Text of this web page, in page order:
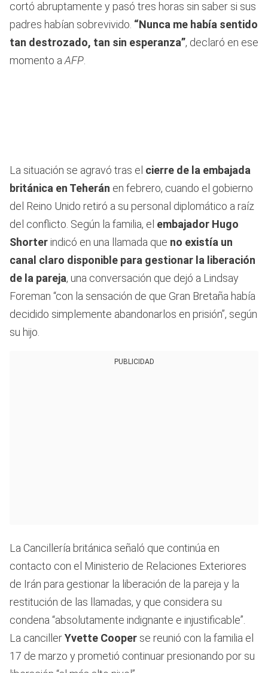
cortó abruptamente y pasó tres horas sin saber si sus
padres habían sobrevivido. “Nunca me había sentido
tan destrozado, tan sin esperanza”, declaró en ese
momento a AFP
La situación se agravó tras el cierre de la embajada
británica en Teherán en febrero, cuando el gobierno
del Reino Unido retiró a su personal diplomático a raíz
del conflicto. Según la familia, el embajador Hugo
Shorter indicó en una llamada que no existía un
canal claro disponible para gestionar la liberación
de la pareja, una conversación que dejó a Lindsay
Foreman “con la sensación de que Gran Bretaña había
decidido simplemente abandonarlos en prisión”, según
su hijo.
PUBLICIDAD
La Cancillería británica señaló que continúa en
contacto con el Ministerio de Relaciones Exteriores
de Irán para gestionar la liberación de la pareja y la
restitución de las llamadas, y que considera su
condena “absolutamente indignante e injustificable”.
La cancillerYvette Cooper se reunió con la familia el
17 de marzo y prometió continuar presionando por su